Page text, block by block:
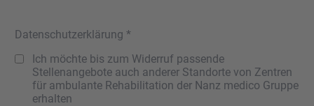
Datenschutzerklärung *
Ich möchte bis zum Widerruf passende
Stellenangebote auch anderer Standorte von Zentren
für ambulante Rehabilitation der Nanz medico Gruppe
erhalten